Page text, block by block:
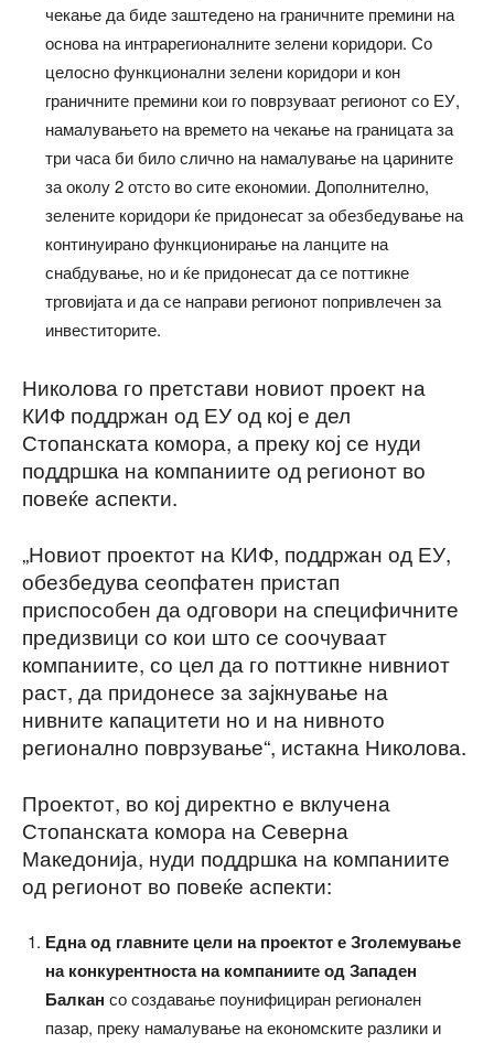
чекање да биде заштедено на граничните премини на
основа на интрарегионалните зелени коридори. Со
целосно функционални зелени коридори и кон
граничните премини кои го поврзуваат регионот со ЕУ,
намалувањето на времето на чекање на границата за
три часа би било слично на намалување на царините
за околу 2 отсто во сите економии. Дополнително,
зелените коридори ќе придонесат за обезбедување на
континуирано функционирање на ланците на
снабдување, но и ќе придонесат да се поттикне
трговијата и да се направи регионот попривлечен за
инвеститорите.
Николова го претстави новиот проект на
КИФ поддржан од ЕУ од кој е дел
Стопанската комора, а преку кој се нуди
поддршка на компаниите од регионот во
повеќе аспекти.
„Новиот проектот на КИФ, поддржан од ЕУ,
обезбедува сеопфатен пристап
приспособен да одговори на специфичните
предизвици со кои што се соочуваат
компаниите, со цел да го поттикне нивниот
раст, да придонесе за зајкнување на
нивните капацитети но и на нивното
регионално поврзување“, истакна Николова.
Проектот, во кој директно е вклучена
Стопанската комора на Северна
Македонија, нуди поддршка на компаниите
од регионот во повеќе аспекти:
Една од главните цели на проектот е Зголемување
на конкурентноста на компаниите од Западен
Балкан со создавање поунифициран регионален
пазар, преку намалување на економските разлики и